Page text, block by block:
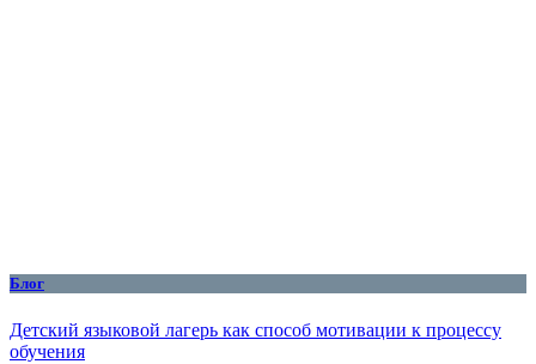
Блог
Детский языковой лагерь как способ мотивации к процессу
обучения